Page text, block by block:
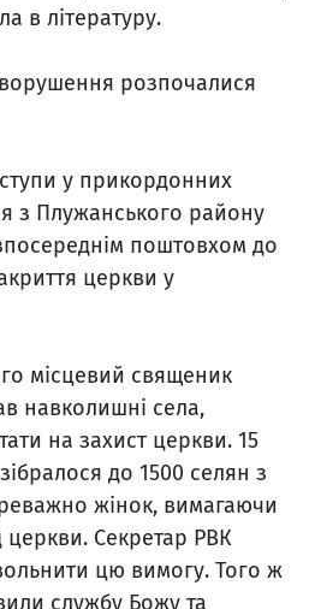
в літературу.
розпочалися
у прикордонних
з Плужанського району
поштовхом до
церкви у
місцевий священик
навколишні села,
на захист церкви. 15
до 1500 селян з
жінок, вимагаючи
церкви. Секретар РВК
цю вимогу. Того ж
службу Божу та